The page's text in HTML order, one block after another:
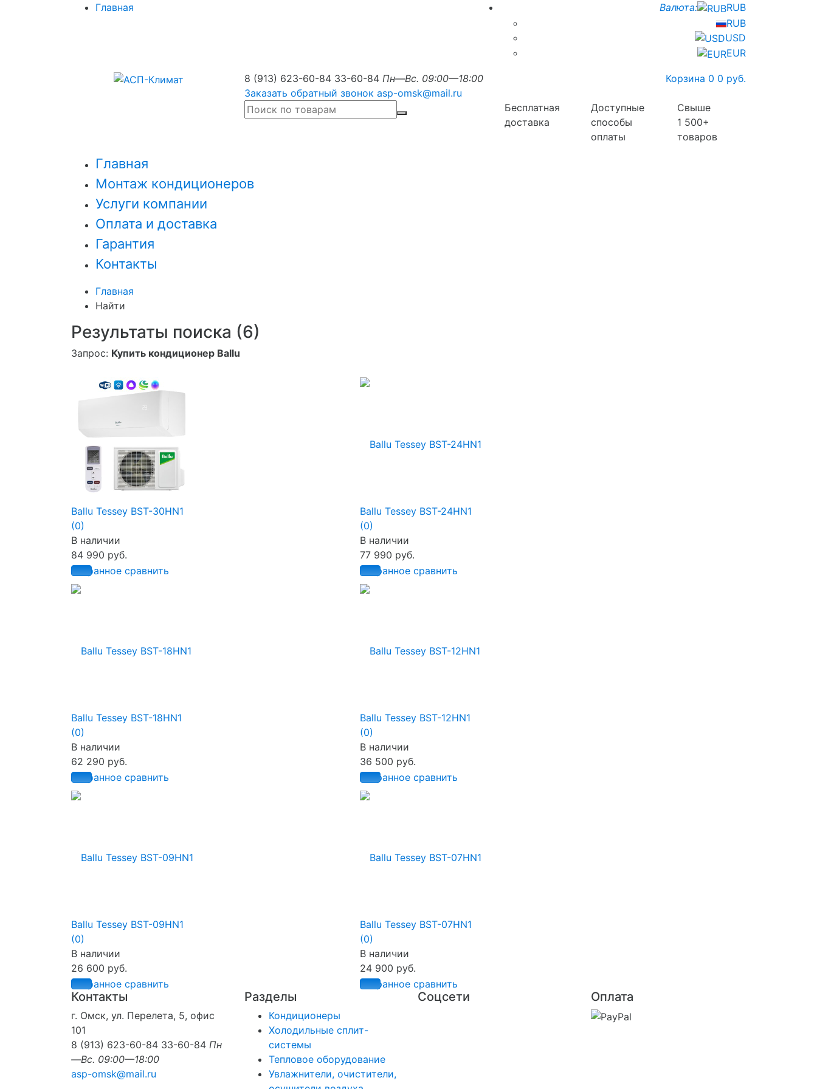
Главная Валюта:
RUB
RUB
USD
EUR
8 (913) 623-60-84 33-60-84 Пн—Вс. 09:00—18:00
Заказать обратный звонок asp-omsk@mail.ru
Корзина 0 0 руб.
Бесплатная
доставка
Доступные
способы
оплаты
Свыше
1 500+
товаров
Главная
Монтаж кондиционеров
Услуги компании
Оплата и доставка
Гарантия
Контакты
Главная
Найти
Результаты поиска (6)
Запрос: Купить кондиционер Ballu
избранное сравнить
Ballu Tessey BST-30HN1
(0)
В наличии
84 990 руб.
избранное сравнить
Ballu Tessey BST-24HN1
(0)
В наличии
77 990 руб.
избранное сравнить
Ballu Tessey BST-18HN1
(0)
В наличии
62 290 руб.
избранное сравнить
Ballu Tessey BST-12HN1
(0)
В наличии
36 500 руб.
избранное сравнить
Ballu Tessey BST-09HN1
(0)
В наличии
26 600 руб.
избранное сравнить
Ballu Tessey BST-07HN1
(0)
В наличии
24 900 руб.
Контакты
г. Омск, ул. Перелета, 5, офис
101
8 (913) 623-60-84 33-60-84 Пн
—Вс. 09:00—18:00
asp-omsk@mail.ru
Разделы
Кондиционеры
Холодильные сплит-
системы
Тепловое оборудование
Увлажнители, очистители,
Соцсети Оплата